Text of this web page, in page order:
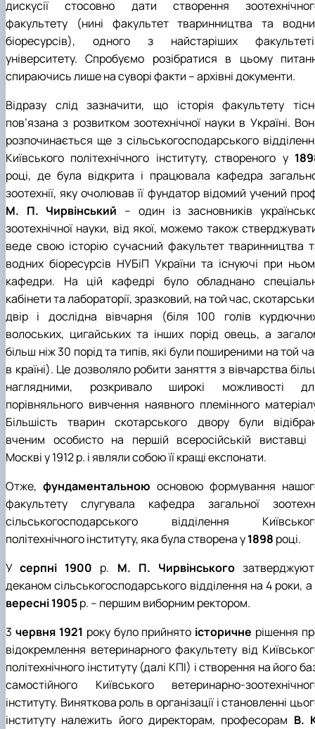
дискусії стосовно дати створення
факультету (нині факультет тваринництва та
біоресурсів), одного з найстаріших
університету. Спробуємо розібратися в цьому
спираючись лише на суворі факти – архівні документи.
Відразу слід зазначити, що історія факультету
пов’язана з розвитком зоотехнічної науки в Україні.
розпочинається ще з сільськогосподарського
Київського політехнічного інституту, створеного у
році, де була відкрита і працювала кафедра
зоотехнії, яку очолював її фундатор відомий учений
М. П. Чирвінський – один із засновників
зоотехнічної науки, від якої, можемо також
веде свою історію сучасний факультет тваринництва
водних біоресурсів НУБіП України та існуючі при
кафедри. На цій кафедрі було обладнано
кабінети та лабораторії, зразковий, на той час,
двір і дослідна вівчарня (біля 100 голів
волоських, цигайських та інших порід овець, а
більш ніж 30 порід та типів, які були поширеними на той
в країні). Це дозволяло робити заняття з вівчарства
наглядними, розкривало широкі можливості
порівняльного вивчення наявного племінного
Більшість тварин скотарського двору були
вченим особисто на першій всеросійській виставці
Москві у 1912 р. і являли собою її кращі експонати.
Отже, фундаментальною основою формування
факультету слугувала кафедра загальної
сільськогосподарського відділення
політехнічного інституту, яка була створена у1898 році.
Усерпні 1900 р. М. П. Чирвінського
деканом сільськогосподарського відділення на 4 роки, а
вересні1905р. – першим виборним ректором.
3 червня 1921 року було прийнято історичне рішення
відокремлення ветеринарного факультету від
політехнічного інституту (далі КПІ) і створення на його
самостійного Київського ветеринарно-
інституту. Виняткова роль в організації і становленні
інституту належить його директорам, професорам В.